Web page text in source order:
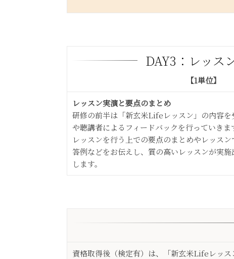
DAY3：レッス
【1単位】
レッスン実演と要点のまとめ
研修の前半は「新玄米Lifeレッスン」の内容を
や聴講者によるフィードバックを行っていきま
レッスンを行う上での要点のまとめやレッス
答例などをお伝えし、質の高いレッスンが実
します。
資格取得後（検定有）は、「新玄米Lifeレッ